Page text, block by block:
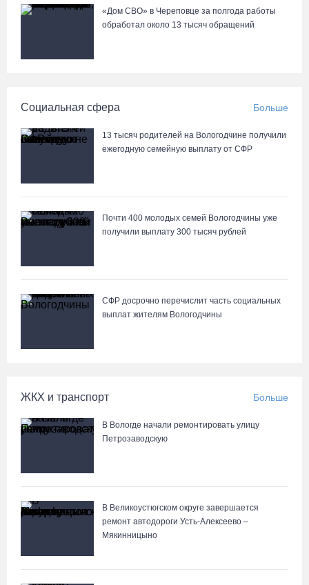
«Дом СВО» в Череповце за полгода работы
обработал около 13 тысяч обращений
Социальная сфера Больше
13 тысяч родителей на Вологодчине получили
ежегодную семейную выплату от СФР
Почти 400 молодых семей Вологодчины уже
получили выплату 300 тысяч рублей
СФР досрочно перечислит часть социальных
выплат жителям Вологодчины
ЖКХ и транспорт Больше
В Вологде начали ремонтировать улицу
Петрозаводскую
В Великоустюгском округе завершается
ремонт автодороги Усть-Алексеево –
Мякинницыно